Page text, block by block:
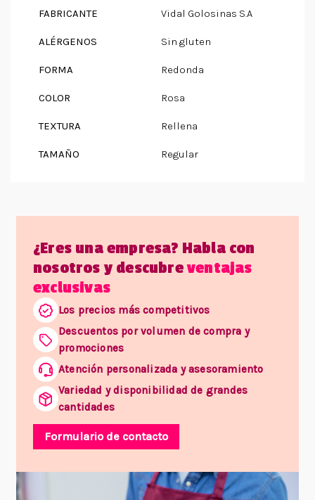
FABRICANTE Vidal Golosinas S.A
ALÉRGENOS Sin gluten
FORMA Redonda
COLOR Rosa
TEXTURA Rellena
TAMAÑO Regular
¿Eres una empresa? Habla con
nosotros y descubreventajas
exclusivas
Los precios más competitivos
Descuentos por volumen de compra y
promociones
Atención personalizada y asesoramiento
Variedad y disponibilidad de grandes
cantidades
Formulario de contacto